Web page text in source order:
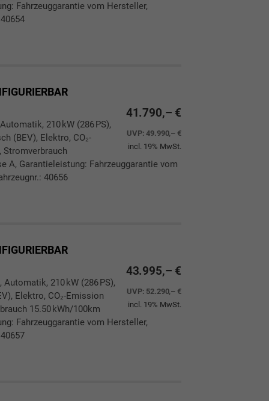
Fahrzeuggarantie vom Hersteller,
41.790,– €
UVP:49.990,– €
incl. 19% MwSt.
210 kW (286 PS),
(BEV), Elektro, CO₂-
Stromverbrauch
A, Garantieleistung: Fahrzeuggarantie vom
40656
43.995,– €
UVP: 52.290,– €
incl. 19% MwSt.
Automatik, 210 kW (286 PS),
Elektro, CO₂-Emission
15.50 kWh/100km
Fahrzeuggarantie vom Hersteller,